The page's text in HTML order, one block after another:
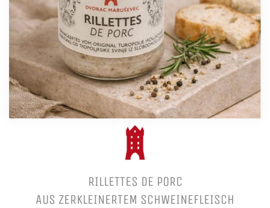
RILLETTES DE PORC
AUS ZERKLEINERTEM SCHWEINEFLEISCH